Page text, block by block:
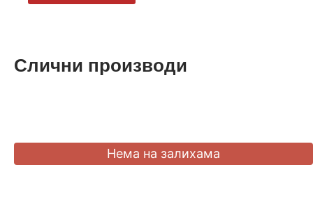
Слични производи